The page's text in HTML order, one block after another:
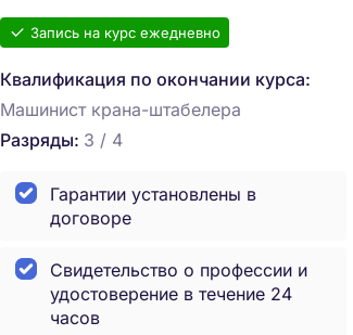
Запись на курс ежедневно
Квалификация по окончании курса:
Машинист крана-штабелера
Разряды: 3 / 4
Гарантии установлены в
договоре
Свидетельство о профессии и
удостоверение в течение 24
часов